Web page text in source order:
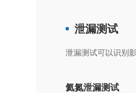
泄漏测试
泄漏测试可以识别
氦氮泄漏测试